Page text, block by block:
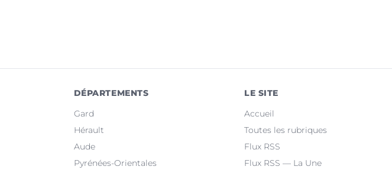
DÉPARTEMENTS
Gard
Hérault
Aude
Pyrénées-Orientales
LE SITE
Accueil
Toutes les rubriques
Flux RSS
Flux RSS — La Une